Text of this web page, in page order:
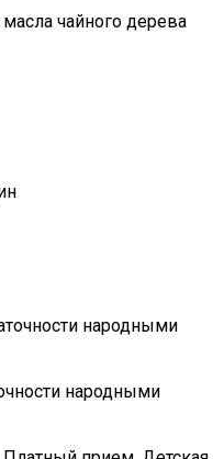
чайного дерева
народными